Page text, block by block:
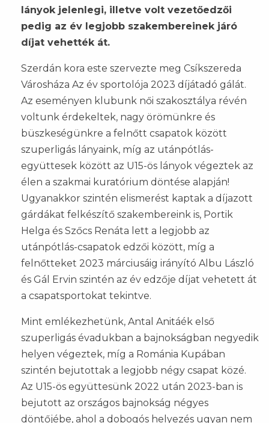
lányok jelenlegi, illetve volt vezetőedzői
pedig az év legjobb szakembereinek járó
díjat vehették át.
Szerdán kora este szervezte meg Csíkszereda
Városháza Az év sportolója 2023 díjátadó gálát.
Az eseményen klubunk női szakosztálya révén
voltunk érdekeltek, nagy örömünkre és
büszkeségünkre a felnőtt csapatok között
szuperligás lányaink, míg az utánpótlás-
együttesek között az U15-ös lányok végeztek az
élen a szakmai kuratórium döntése alapján!
Ugyanakkor szintén elismerést kaptak a díjazott
gárdákat felkészítő szakembereink is, Portik
Helga és Szőcs Renáta lett a legjobb az
utánpótlás-csapatok edzői között, míg a
felnőtteket 2023 márciusáig irányító Albu László
és Gál Ervin szintén az év edzője díjat vehetett át
a csapatsportokat tekintve.
Mint emlékezhetünk, Antal Anitáék első
szuperligás évadukban a bajnokságban negyedik
helyen végeztek, míg a Románia Kupában
szintén bejutottak a legjobb négy csapat közé.
Az U15-ös együttesünk 2022 után 2023-ban is
bejutott az országos bajnokság négyes
döntőjébe, ahol a dobogós helyezés ugyan nem